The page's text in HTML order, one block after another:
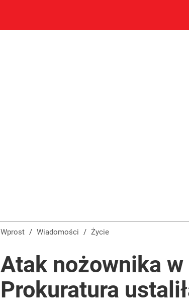
Wprost / Wiadomości / Życie
Atak nożownika
Prokuratura